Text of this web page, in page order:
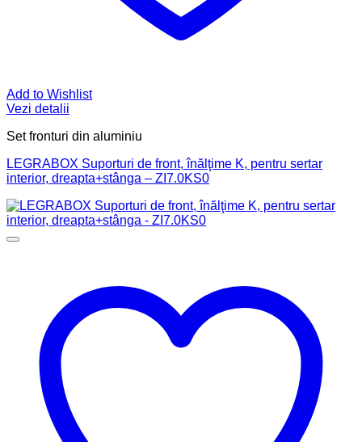
Add to Wishlist
Vezi detalii
Set fronturi din aluminiu
LEGRABOX Suporturi de front, înălţime K, pentru sertar
interior, dreapta+stânga – ZI7.0KS0